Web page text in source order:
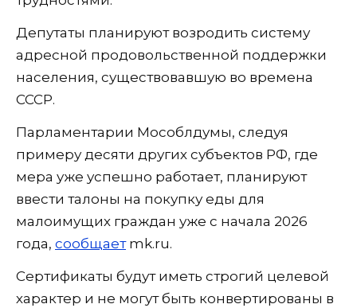
Депутаты планируют возродить систему
адресной продовольственной поддержки
населения, существовавшую во времена
СССР.
Парламентарии Мособлдумы, следуя
примеру десяти других субъектов РФ, где
мера уже успешно работает, планируют
ввести талоны на покупку еды для
малоимущих граждан уже с начала 2026
года, сообщаетmk.ru.
Сертификаты будут иметь строгий целевой
характер и не могут быть конвертированы в